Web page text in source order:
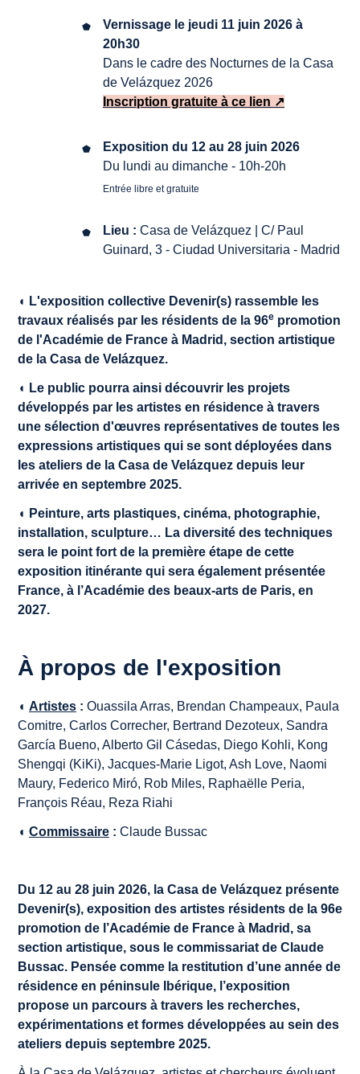
Vernissage le jeudi 11 juin 2026 à
20h30
Dans le cadre des Nocturnes de la Casa
de Velázquez 2026
Inscription gratuite à ce lien ↗
Exposition du 12 au 28 juin 2026
Du lundi au dimanche - 10h-20h
Entrée libre et gratuite
Lieu : Casa de Velázquez | C/ Paul
Guinard, 3 - Ciudad Universitaria - Madrid
◖ L'exposition collective Devenir(s) rassemble les
travaux réalisés par les résidents de la 96e promotion
de l'Académie de France à Madrid, section artistique
de la Casa de Velázquez.
◖ Le public pourra ainsi découvrir les projets
développés par les artistes en résidence à travers
une sélection d'œuvres représentatives de toutes les
expressions artistiques qui se sont déployées dans
les ateliers de la Casa de Velázquez depuis leur
arrivée en septembre 2025.
◖ Peinture, arts plastiques, cinéma, photographie,
installation, sculpture… La diversité des techniques
sera le point fort de la première étape de cette
exposition itinérante qui sera également présentée
France, à l’Académie des beaux-arts de Paris, en
2027.
À propos de l'exposition
◖ Artistes : Ouassila Arras, Brendan Champeaux, Paula
Comitre, Carlos Correcher, Bertrand Dezoteux, Sandra
García Bueno, Alberto Gil Cásedas, Diego Kohli, Kong
Shengqi (KiKi), Jacques-Marie Ligot, Ash Love, Naomi
Maury, Federico Miró, Rob Miles, Raphaëlle Peria,
François Réau, Reza Riahi
◖ Commissaire : Claude Bussac
Du 12 au 28 juin 2026, la Casa de Velázquez présente
Devenir(s), exposition des artistes résidents de la 96e
promotion de l’Académie de France à Madrid, sa
section artistique, sous le commissariat de Claude
Bussac. Pensée comme la restitution d’une année de
résidence en péninsule Ibérique, l’exposition
propose un parcours à travers les recherches,
expérimentations et formes développées au sein des
ateliers depuis septembre 2025.